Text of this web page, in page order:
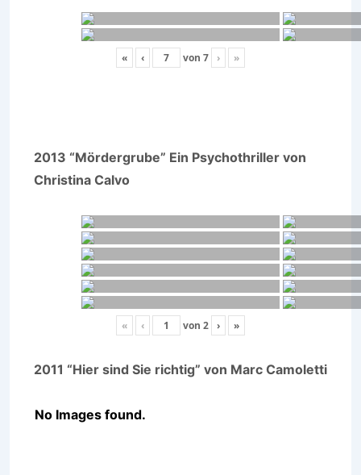
« ‹ von 7 › »
2013 “Mördergrube” Ein Psychothriller von
Christina Calvo
« ‹ von 2 › »
2011 “Hier sind Sie richtig” von Marc Camoletti
No Images found.